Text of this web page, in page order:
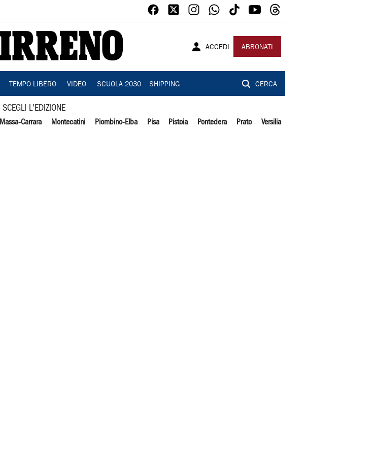
ACCEDI ABBONATI
TEMPO LIBERO VIDEO SCUOLA 2030 SHIPPING CERCA
SCEGLI L'EDIZIONE
Massa-Carrara Montecatini Piombino-Elba Pisa Pistoia Pontedera Prato Versilia